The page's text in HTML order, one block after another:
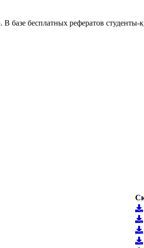
бесплатных рефератов